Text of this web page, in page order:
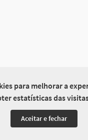
para melhorar a
estatísticas das
Aceitar e fechar